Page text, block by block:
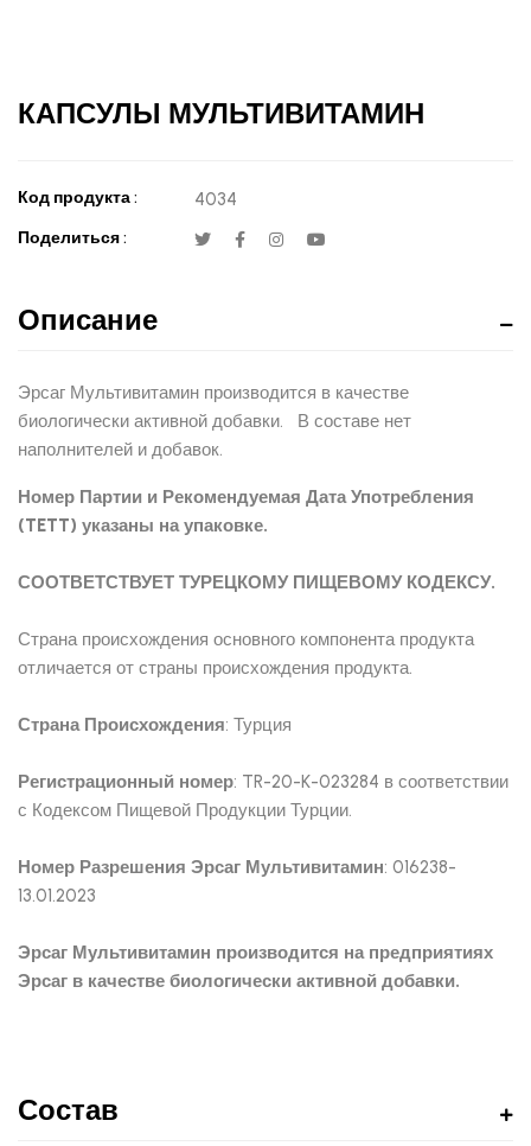
КАПСУЛЫ МУЛЬТИВИТАМИН
Код продукта : 4034
Поделиться :
Описание
Эрсаг Мультивитамин производится в качестве
биологически активной добавки. В составе нет
наполнителей и добавок.
Номер Партии и Рекомендуемая Дата Употребления
(TETT) указаны на упаковке.
СООТВЕТСТВУЕТ ТУРЕЦКОМУ ПИЩЕВОМУ КОДЕКСУ.
Страна происхождения основного компонента продукта
отличается от страны происхождения продукта.
Страна Происхождения: Турция
Регистрационный номер: TR-20-K-023284 в соответствии
с Кодексом Пищевой Продукции Турции.
Номер Разрешения Эрсаг Мультивитамин: 016238-
13.01.2023
Эрсаг Мультивитамин производится на предприятиях
Эрсаг в качестве биологически активной добавки.
Состав